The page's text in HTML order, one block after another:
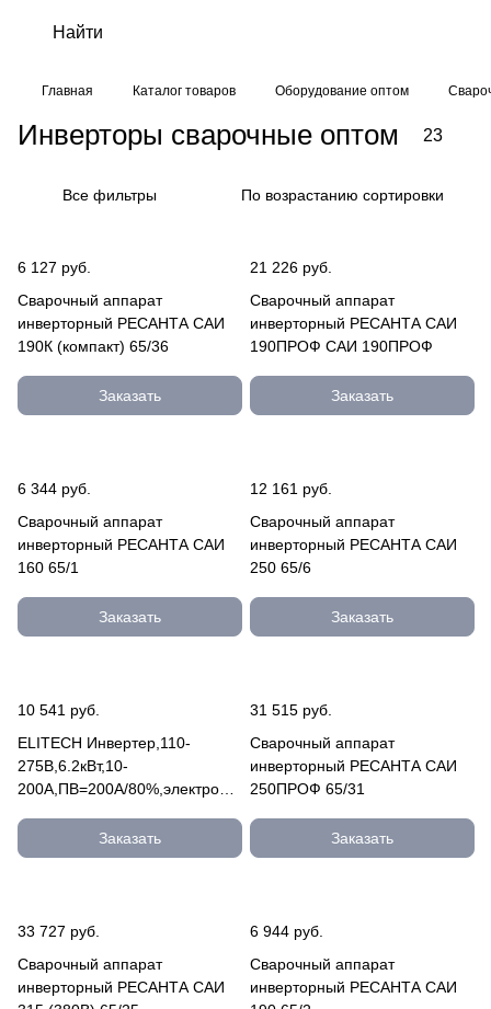
Главная Каталог товаров Оборудование оптом
Инверторы сварочные оптом 23
Все фильтры По возрастанию сортировки
6 127 руб.
Сварочный аппарат
инверторный РЕСАНТА САИ
190К (компакт) 65/36
Заказать
21 226 руб.
Сварочный аппарат
инверторный РЕСАНТА САИ
190ПРОФ САИ 190ПРОФ
Заказать
6 344 руб.
Сварочный аппарат
инверторный РЕСАНТА САИ
160 65/1
Заказать
12 161 руб.
Сварочный аппарат
инверторный РЕСАНТА САИ
250 65/6
Заказать
10 541 руб.
ELITECH Инвертер,110-
275В,6.2кВт,10-
200А,ПВ=200А/80%,электрод1.6-
Заказать
31 515 руб.
Сварочный аппарат
инверторный РЕСАНТА САИ
250ПРОФ 65/31
Заказать
33 727 руб.
Сварочный аппарат
инверторный РЕСАНТА САИ
6 944 руб.
Сварочный аппарат
инверторный РЕСАНТА САИ